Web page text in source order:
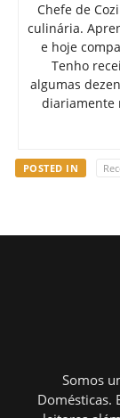
Chefe de
culinária.
e hoje
Tenho
algumas
diariamente
POSTED IN
Somos
Domésticas.